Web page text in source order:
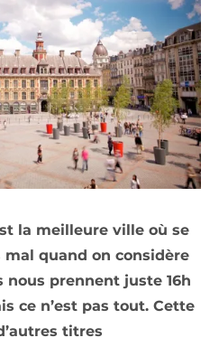
la meilleure ville où se
mal quand on considère
prennent juste 16h
ce n’est pas tout. Cette
titres